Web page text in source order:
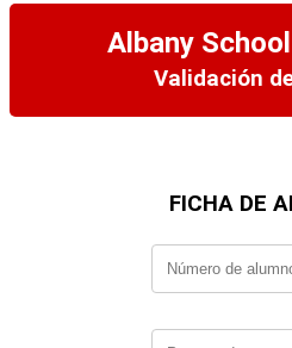
Albany
Validación
FICHA DE